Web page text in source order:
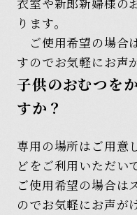
ります。
ご使用希望の場合
すのでお気軽にお声
子供のおむつを
すか？
専用の場所はご用意
どをご利用いただい
ご使用希望の場合は
のでお気軽にお声が